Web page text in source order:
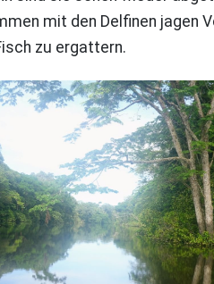
mit den Delfinen jagen
zu ergattern.